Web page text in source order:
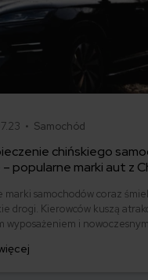
• Samochód
chińskiego
– popularne marki aut z
marki samochodów coraz
drogi. Kierowców kuszą
wyposażeniem i
ich ubezpieczenie?